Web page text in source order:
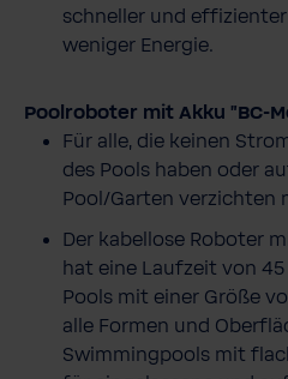
schneller und
weniger Energie.
Poolroboter mit Akku "BC-
Für alle, die keinen
des Pools haben oder
Pool/Garten verzichten
Der kabellose Roboter
hat eine Laufzeit von
Pools mit einer Größe
alle Formen und
Swimmingpools mit